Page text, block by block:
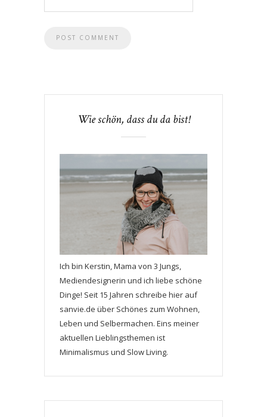
Wie schön, dass du da bist!
Ich bin Kerstin, Mama von 3 Jungs,
Mediendesignerin und ich liebe schöne
Dinge! Seit 15 Jahren schreibe hier auf
sanvie.de über Schönes zum Wohnen,
Leben und Selbermachen. Eins meiner
aktuellen Lieblingsthemen ist
Minimalismus und Slow Living.